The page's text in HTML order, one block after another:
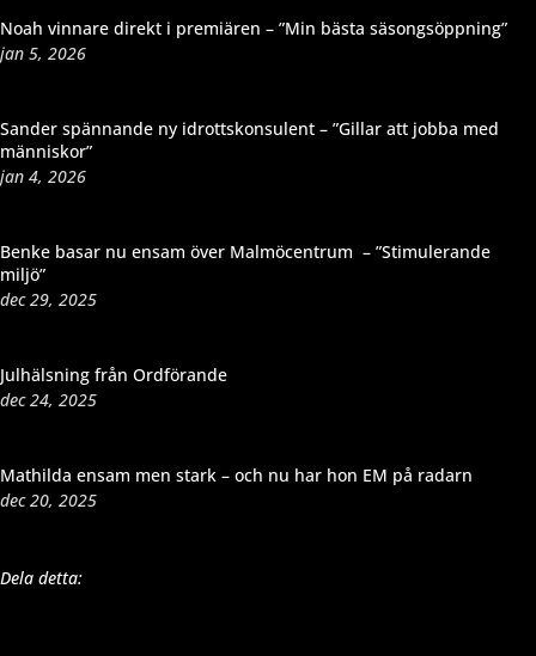
Noah vinnare direkt i premiären – ”Min bästa säsongsöppning”
jan 5, 2026
Sander spännande ny idrottskonsulent – ”Gillar att jobba med
människor”
jan 4, 2026
Benke basar nu ensam över Malmöcentrum – ”Stimulerande
miljö”
dec 29, 2025
Julhälsning från Ordförande
dec 24, 2025
Mathilda ensam men stark – och nu har hon EM på radarn
dec 20, 2025
Dela detta: